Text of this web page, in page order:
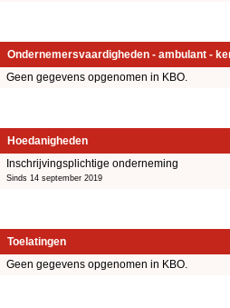
Ondernemersvaardigheden - ambulant -
Geen gegevens opgenomen in KBO.
Hoedanigheden
Inschrijvingsplichtige onderneming
Sinds 14 september 2019
Toelatingen
Geen gegevens opgenomen in KBO.